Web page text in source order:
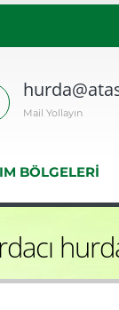
Mail Yollayın
BÖLGELERI